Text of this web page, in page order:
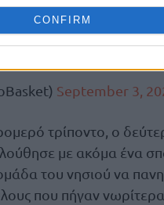
CONFIRM
his back in Q3 (10 PTS)
RN2QyJNBWB
September 3,
τρίποντο, ο
με ακόμα ένα
του νησιού να
που πήγαν